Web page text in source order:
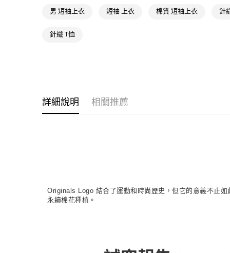
男 短袖上衣 短袖 上衣 棉質 短袖上衣 針
針織 T恤
詳細說明 相關推薦
Originals Logo 結合了運動和時尚歷史，但它的意義不止
永續棉花種植。